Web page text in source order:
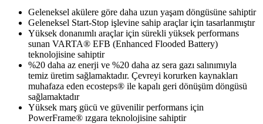
Geleneksel akülere göre daha uzun yaşam döngüsüne sahiptir
Geleneksel Start-Stop işlevine sahip araçlar için tasarlanmıştır
Yüksek donanımlı araçlar için sürekli yüksek performans
sunan VARTA® EFB (Enhanced Flooded Battery)
teknolojisine sahiptir
%20 daha az enerji ve %20 daha az sera gazı salınımıyla
temiz üretim sağlamaktadır. Çevreyi korurken kaynakları
muhafaza eden ecosteps® ile kapalı geri dönüşüm döngüsü
sağlamaktadır
Yüksek marş gücü ve güvenilir performans için
PowerFrame® ızgara teknolojisine sahiptir